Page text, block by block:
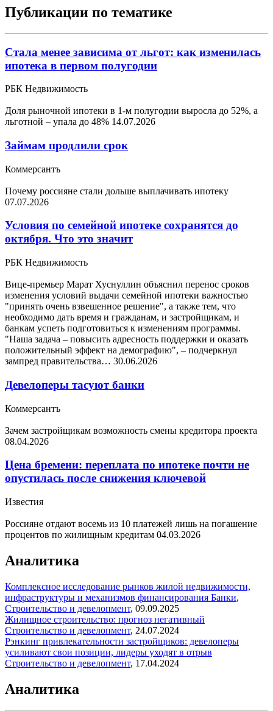
Публикации по тематике
Стала менее зависима от льгот: как изменилась
ипотека в первом полугодии
РБК Недвижимость
Доля рыночной ипотеки в 1-м полугодии выросла до 52%, а
льготной – упала до 48% 14.07.2026
Займам продлили срок
Коммерсантъ
Почему россияне стали дольше выплачивать ипотеку
07.07.2026
Условия по семейной ипотеке сохранятся до
октября. Что это значит
РБК Недвижимость
Вице-премьер Марат Хуснуллин объяснил перенос сроков
изменения условий выдачи семейной ипотеки важностью
"принять очень взвешенное решение", а также тем, что
необходимо дать время и гражданам, и застройщикам, и
банкам успеть подготовиться к изменениям программы.
"Наша задача – повысить адресность поддержки и оказать
положительный эффект на демографию", – подчеркнул
зампред правительства… 30.06.2026
Девелоперы тасуют банки
Коммерсантъ
Зачем застройщикам возможность смены кредитора проекта
08.04.2026
Цена бремени: переплата по ипотеке почти не
опустилась после снижения ключевой
Известия
Россияне отдают восемь из 10 платежей лишь на погашение
процентов по жилищным кредитам 04.03.2026
Аналитика
Комплексное исследование рынков жилой недвижимости,
инфраструктуры и механизмов финансирования Банки,
Строительство и девелопмент, 09.09.2025
Жилищное строительство: прогноз негативный
Строительство и девелопмент, 24.07.2024
Рэнкинг привлекательности застройщиков: девелоперы
усиливают свои позиции, лидеры уходят в отрыв
Строительство и девелопмент, 17.04.2024
Аналитика